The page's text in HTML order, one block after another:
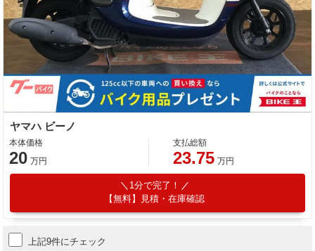
ヤマハ ビーノ
本体価格
20 万円
支払総額
23.75 万円
1分で完了！
【無料】見積・在庫確認
上記9件にチェック